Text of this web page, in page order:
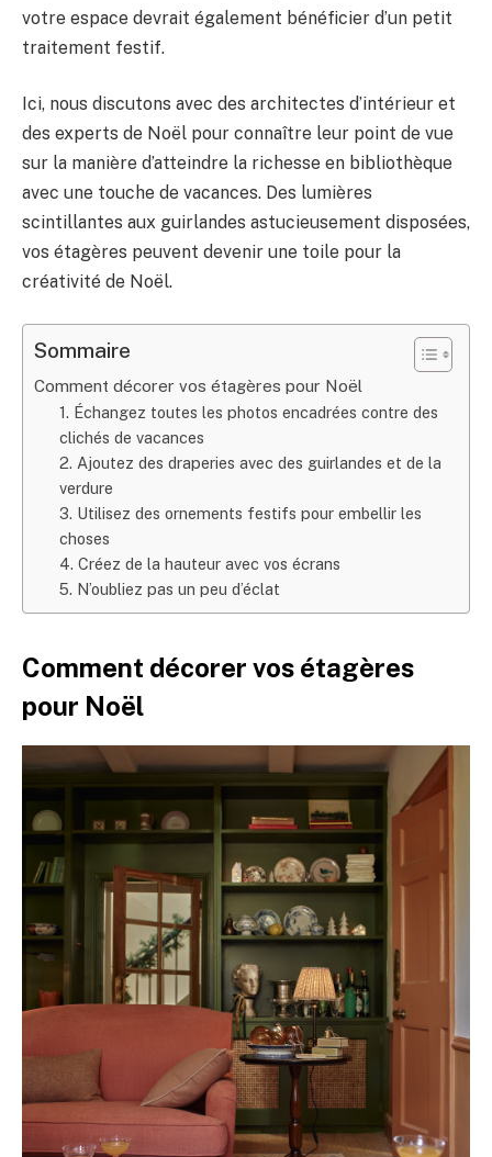
votre espace devrait également bénéficier d’un petit
traitement festif.
Ici, nous discutons avec des architectes d’intérieur et
des experts de Noël pour connaître leur point de vue
sur la manière d’atteindre la richesse en bibliothèque
avec une touche de vacances. Des lumières
scintillantes aux guirlandes astucieusement disposées,
vos étagères peuvent devenir une toile pour la
créativité de Noël.
Sommaire
Comment décorer vos étagères pour Noël
1. Échangez toutes les photos encadrées contre des
clichés de vacances
2. Ajoutez des draperies avec des guirlandes et de la
verdure
3. Utilisez des ornements festifs pour embellir les
choses
4. Créez de la hauteur avec vos écrans
5. N’oubliez pas un peu d’éclat
Comment décorer vos étagères
pour Noël